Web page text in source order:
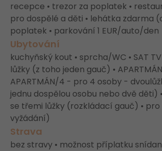
recepce • trezor za poplatek •
pro dospělé a děti • lehátka zdarma
poplatek • parkování 1 EUR/auto/den
Ubytování
kuchyňský kout • sprcha/WC • SAT
lůžky (z toho jeden gauč) •
APARTMÁN/4 - pro 4 osoby -
jednu dospělou osobu nebo dvě
se třemi lůžky (rozkládací gauč) •
vyžádání)
Strava
bez stravy • možnost příplatku